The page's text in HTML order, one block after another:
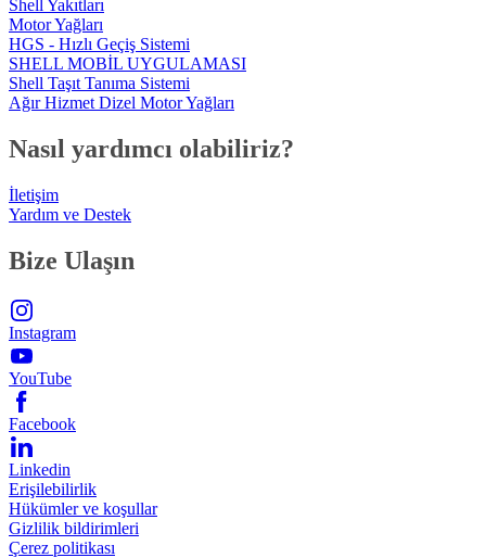
Shell Yakıtları
Motor Yağları
HGS - Hızlı Geçiş Sistemi
SHELL MOBİL UYGULAMASI
Shell Taşıt Tanıma Sistemi
Ağır Hizmet Dizel Motor Yağları
Nasıl yardımcı olabiliriz?
İletişim
Yardım ve Destek
Bize Ulaşın
Instagram
YouTube
Facebook
Linkedin
Erişilebilirlik
Hükümler ve koşullar
Gizlilik bildirimleri
Çerez politikası